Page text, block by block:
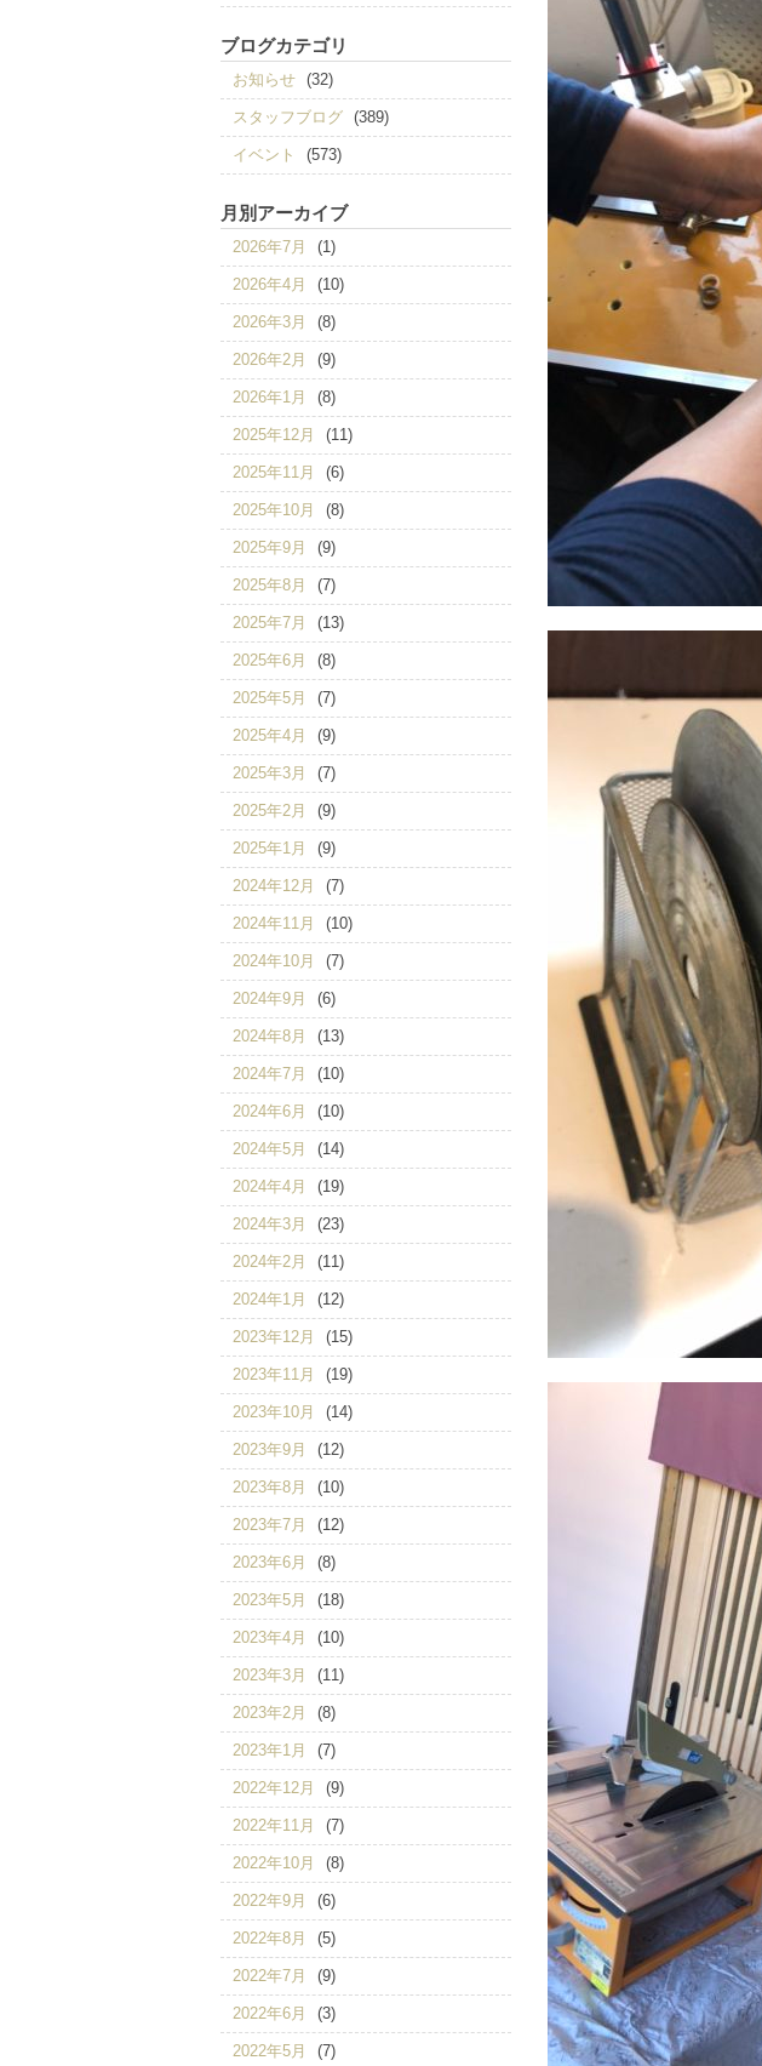
ブログカテゴリ
お知らせ (32)
スタッフブログ (389)
イベント (573)
月別アーカイブ
2026年7月 (1)
2026年4月 (10)
2026年3月 (8)
2026年2月 (9)
2026年1月 (8)
2025年12月 (11)
2025年11月 (6)
2025年10月 (8)
2025年9月 (9)
2025年8月 (7)
2025年7月 (13)
2025年6月 (8)
2025年5月 (7)
2025年4月 (9)
2025年3月 (7)
2025年2月 (9)
2025年1月 (9)
2024年12月 (7)
2024年11月 (10)
2024年10月 (7)
2024年9月 (6)
2024年8月 (13)
2024年7月 (10)
2024年6月 (10)
2024年5月 (14)
2024年4月 (19)
2024年3月 (23)
2024年2月 (11)
2024年1月 (12)
2023年12月 (15)
2023年11月 (19)
2023年10月 (14)
2023年9月 (12)
2023年8月 (10)
2023年7月 (12)
2023年6月 (8)
2023年5月 (18)
2023年4月 (10)
2023年3月 (11)
2023年2月 (8)
2023年1月 (7)
2022年12月 (9)
2022年11月 (7)
2022年10月 (8)
2022年9月 (6)
2022年8月 (5)
2022年7月 (9)
2022年6月 (3)
2022年5月 (7)